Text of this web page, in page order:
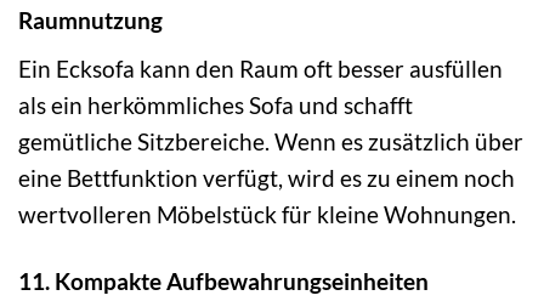
Raumnutzung
Ein Ecksofa kann den Raum oft besser ausfüllen
als ein herkömmliches Sofa und schafft
gemütliche Sitzbereiche. Wenn es zusätzlich über
eine Bettfunktion verfügt, wird es zu einem noch
wertvolleren Möbelstück für kleine Wohnungen.
11. Kompakte Aufbewahrungseinheiten